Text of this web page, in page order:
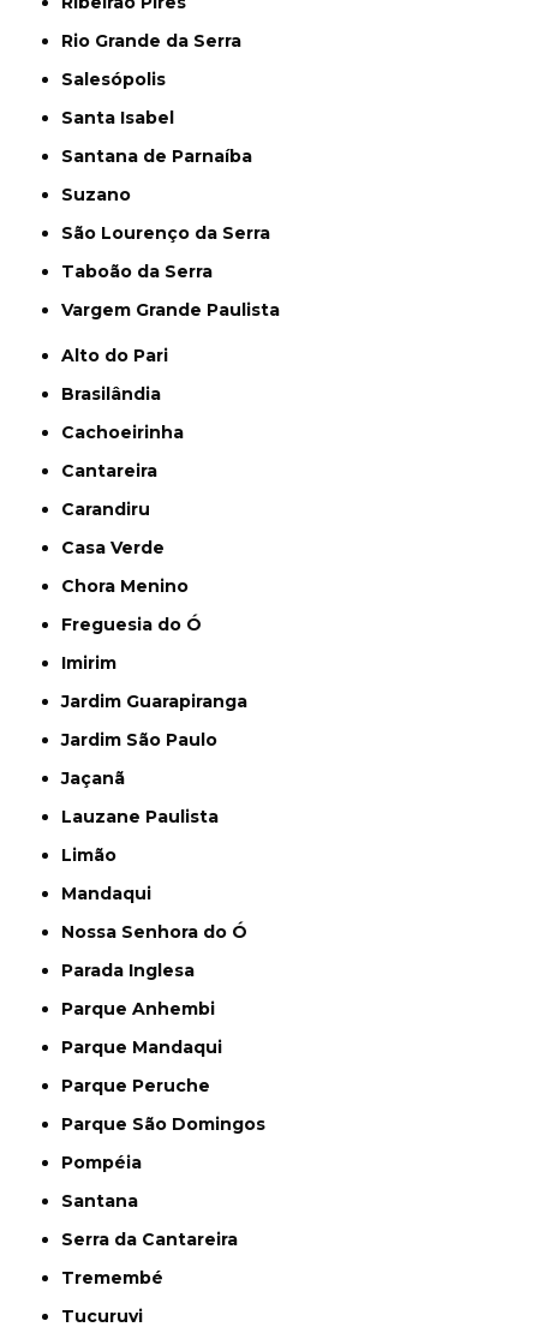
Rio Grande da Serra
Salesópolis
Santa Isabel
Santana de Parnaíba
Suzano
São Lourenço da Serra
Taboão da Serra
Vargem Grande Paulista
Alto do Pari
Brasilândia
Cachoeirinha
Cantareira
Carandiru
Casa Verde
Chora Menino
Freguesia do Ó
Imirim
Jardim Guarapiranga
Jardim São Paulo
Jaçanã
Lauzane Paulista
Limão
Mandaqui
Nossa Senhora do Ó
Parada Inglesa
Parque Anhembi
Parque Mandaqui
Parque Peruche
Parque São Domingos
Pompéia
Santana
Serra da Cantareira
Tremembé
Tucuruvi